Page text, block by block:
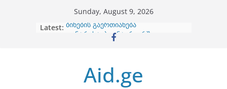
Sunday, August 9, 2026
Latest: ბინების გაერთიანება
კონტრასტები ინტერიერში
ინტერიერის დიზიანი
არტემიდი წარმოგიდგენთ
Aid.ge